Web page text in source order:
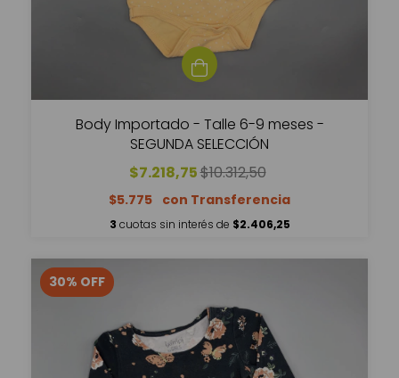
Body Importado - Talle 6-9 meses -
SEGUNDA SELECCIÓN
$7.218,75$10.312,50
$5.775
3 cuotas sin interés de $2.406,25
30% OFF